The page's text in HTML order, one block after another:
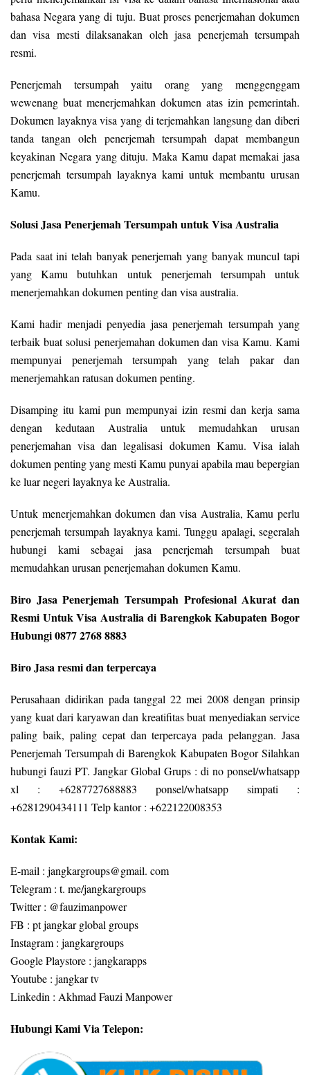
bahasa Negara yang di tuju. Buat proses penerjemahan dokumen
dan visa mesti dilaksanakan oleh jasa penerjemah tersumpah
resmi.
Penerjemah tersumpah yaitu orang yang menggenggam
wewenang buat menerjemahkan dokumen atas izin pemerintah.
Dokumen layaknya visa yang di terjemahkan langsung dan diberi
tanda tangan oleh penerjemah tersumpah dapat membangun
keyakinan Negara yang dituju. Maka Kamu dapat memakai jasa
penerjemah tersumpah layaknya kami untuk membantu urusan
Kamu.
Solusi Jasa Penerjemah Tersumpah untuk Visa Australia
Pada saat ini telah banyak penerjemah yang banyak muncul tapi
yang Kamu butuhkan untuk penerjemah tersumpah untuk
menerjemahkan dokumen penting dan visa australia.
Kami hadir menjadi penyedia jasa penerjemah tersumpah yang
terbaik buat solusi penerjemahan dokumen dan visa Kamu. Kami
mempunyai penerjemah tersumpah yang telah pakar dan
menerjemahkan ratusan dokumen penting.
Disamping itu kami pun mempunyai izin resmi dan kerja sama
dengan kedutaan Australia untuk memudahkan urusan
penerjemahan visa dan legalisasi dokumen Kamu. Visa ialah
dokumen penting yang mesti Kamu punyai apabila mau bepergian
ke luar negeri layaknya ke Australia.
Untuk menerjemahkan dokumen dan visa Australia, Kamu perlu
penerjemah tersumpah layaknya kami. Tunggu apalagi, segeralah
hubungi kami sebagai jasa penerjemah tersumpah buat
memudahkan urusan penerjemahan dokumen Kamu.
Biro Jasa Penerjemah Tersumpah Profesional Akurat dan
Resmi Untuk Visa Australia di Barengkok Kabupaten Bogor
Hubungi 0877 2768 8883
Biro Jasa resmi dan terpercaya
Perusahaan didirikan pada tanggal 22 mei 2008 dengan prinsip
yang kuat dari karyawan dan kreatifitas buat menyediakan service
paling baik, paling cepat dan terpercaya pada pelanggan. Jasa
Penerjemah Tersumpah di Barengkok Kabupaten Bogor Silahkan
hubungi fauzi PT. Jangkar Global Grups : di no ponsel/whatsapp
xl : +6287727688883 ponsel/whatsapp simpati :
+6281290434111 Telp kantor : +622122008353
Kontak Kami:
E-mail : jangkargroups@gmail. com
Telegram : t. me/jangkargroups
Twitter : @fauzimanpower
FB : pt jangkar global groups
Instagram : jangkargroups
Google Playstore : jangkarapps
Youtube : jangkar tv
Linkedin : Akhmad Fauzi Manpower
Hubungi Kami Via Telepon: